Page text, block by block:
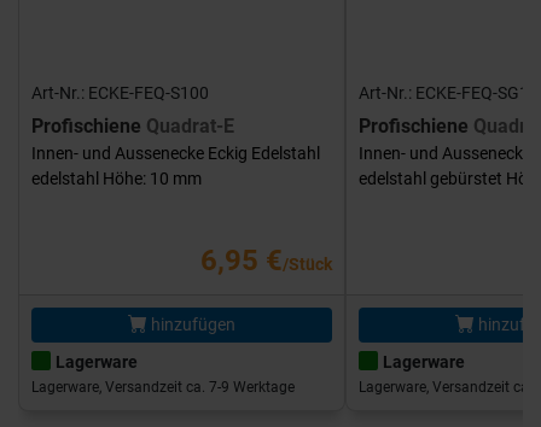
Art-Nr.: ECKE-FEQ-S100
Profischiene Quadrat-E
Innen- und Aussenecke Eckig Edelstahl
edelstahl Höhe: 10 mm
6,95 €/Stück
hinzufügen
Lagerware
Lagerware, Versandzeit ca. 7-9 Werktage
Art-Nr.: ECKE-FEQ-
Profischiene
Innen- und Aussenecke
edelstahl gebürstet
Lagerware
Lagerware, Versandzeit ca.